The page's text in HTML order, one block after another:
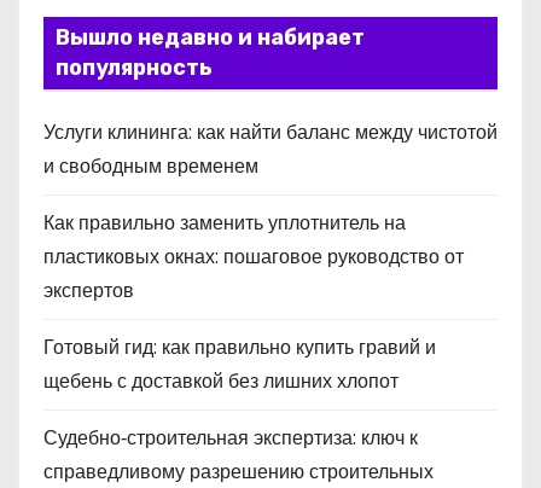
Вышло недавно и набирает
популярность
Услуги клининга: как найти баланс между чистотой
и свободным временем
Как правильно заменить уплотнитель на
пластиковых окнах: пошаговое руководство от
экспертов
Готовый гид: как правильно купить гравий и
щебень с доставкой без лишних хлопот
Судебно‑строительная экспертиза: ключ к
справедливому разрешению строительных